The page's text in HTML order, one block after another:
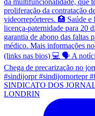
SINDICATO DOS
LONDRIN